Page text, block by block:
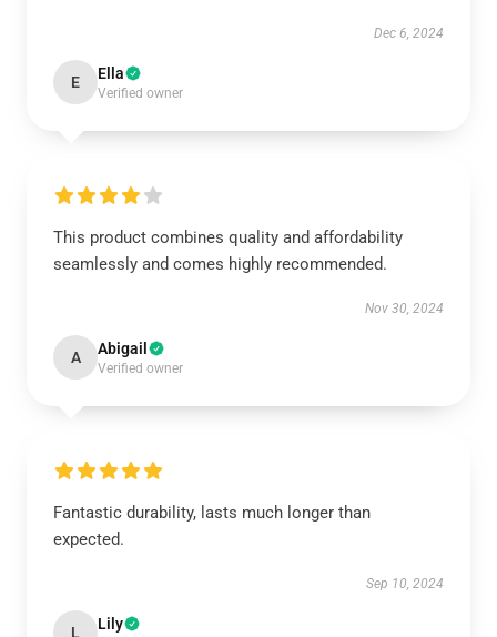
Dec 6, 2024
E Ella
Verified owner
This product combines quality and affordability
seamlessly and comes highly recommended.
Nov 30, 2024
A Abigail
Verified owner
Fantastic durability, lasts much longer than
expected.
Sep 10, 2024
L Lily